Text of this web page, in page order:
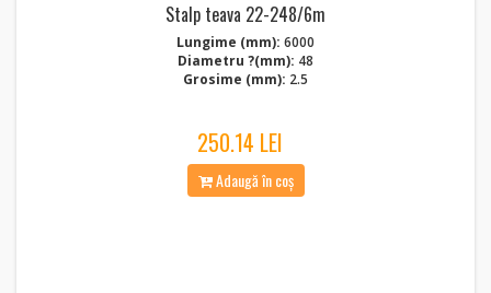
Stalp teava 22-248/6m
Lungime (mm): 6000
Diametru ?(mm): 48
Grosime (mm): 2.5
250.14 LEI
Adaugă în coș